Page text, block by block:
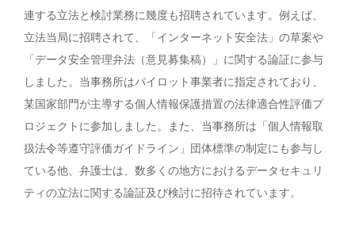
連する立法と検討業務に幾度も招聘されています。例えば、
立法当局に招聘されて、「インターネット安全法」の草案や
「データ安全管理弁法（意見募集稿）」に関する論証に参与
しました。当事務所はパイロット事業者に指定されており、
某国家部門が主導する個人情報保護措置の法律適合性評価プ
ロジェクトに参加しました。また、当事務所は「個人情報取
扱法令等遵守評価ガイドライン」団体標準の制定にも参与し
ている他、弁護士は、数多くの地方におけるデータセキュリ
ティの立法に関する論証及び検討に招待されています。